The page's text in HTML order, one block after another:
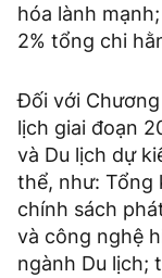
hóa lành
2% tổng chi
Đối với
lịch giai đoạn
và Du lịch dự
thể, như: Tổng
chính sách
và công nghệ
ngành Du lịch;